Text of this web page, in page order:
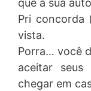
que a sua
Pri concorda
vista.
Porra… você
aceitar seus
chegar em